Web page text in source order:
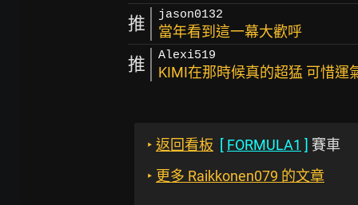
推 jason0132
當年看到這一幕大歡呼
推 Alexi519
KIMI在那時候真的超猛 可惜運
‣ 返回看板 [ FORMULA1 ] 賽車
‣ 更多 Raikkonen079 的文章